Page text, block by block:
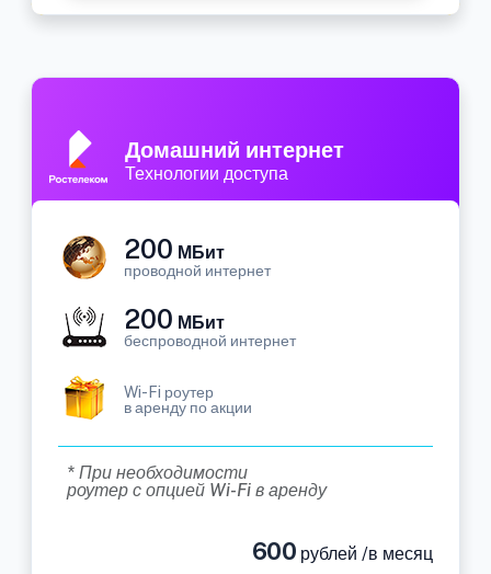
Домашний интернет
Технологии доступа
200 МБит
проводной интернет
200 МБит
беспроводной интернет
Wi-Fi роутер
в аренду по акции
* При необходимости
роутер с опцией Wi-Fi в аренду
600 рублей /в месяц